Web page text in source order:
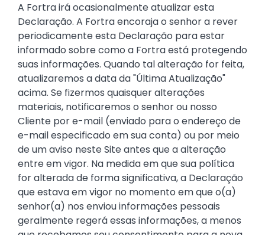
A Fortra irá ocasionalmente atualizar esta
Declaração. A Fortra encoraja o senhor a rever
periodicamente esta Declaração para estar
informado sobre como a Fortra está protegendo
suas informações. Quando tal alteração for feita,
atualizaremos a data da "Última Atualização"
acima. Se fizermos quaisquer alterações
materiais, notificaremos o senhor ou nosso
Cliente por e-mail (enviado para o endereço de
e-mail especificado em sua conta) ou por meio
de um aviso neste Site antes que a alteração
entre em vigor. Na medida em que sua política
for alterada de forma significativa, a Declaração
que estava em vigor no momento em que o(a)
senhor(a) nos enviou informações pessoais
geralmente regerá essas informações, a menos